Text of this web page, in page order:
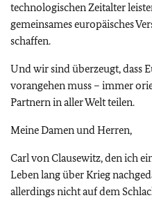
technologischen Zeitalter
gemeinsames europäisches
schaffen.
Und wir sind überzeugt, dass
vorangehen muss – immer
Partnern in aller Welt teilen.
Meine Damen und Herren,
Carl von Clausewitz, den ich
Leben lang über Krieg
allerdings nicht auf dem